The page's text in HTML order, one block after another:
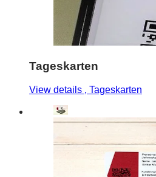
Tageskarten
View details , Tageskarten